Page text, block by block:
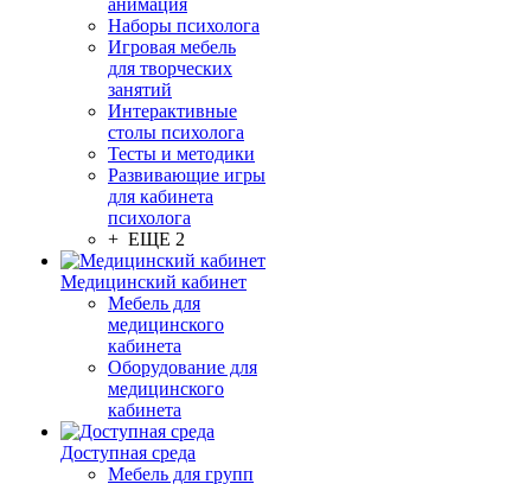
анимация
Наборы психолога
Игровая мебель
для творческих
занятий
Интерактивные
столы психолога
Тесты и методики
Развивающие игры
для кабинета
психолога
+ ЕЩЕ 2
Медицинский кабинет
Мебель для
медицинского
кабинета
Оборудование для
медицинского
кабинета
Доступная среда
Мебель для групп